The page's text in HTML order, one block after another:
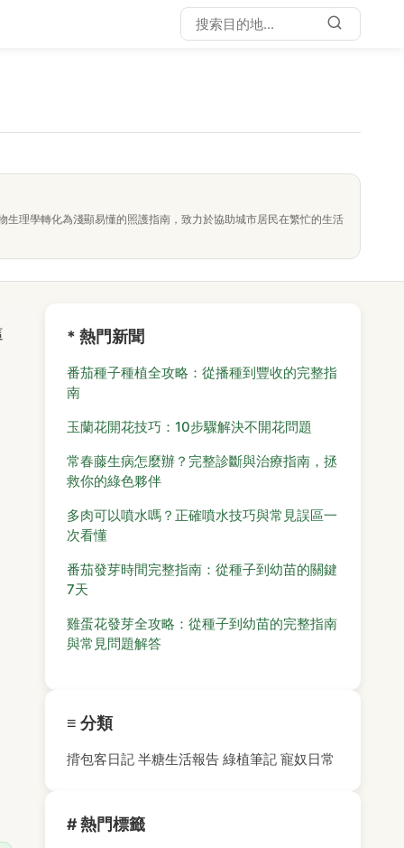
理學轉化為淺顯易懂的照護指南，致力於協助城市居民在繁忙的生活
* 熱門新聞
番茄種子種植全攻略：從播種到豐收的完整指
南
玉蘭花開花技巧：10步驟解決不開花問題
常春藤生病怎麼辦？完整診斷與治療指南，拯
救你的綠色夥伴
多肉可以噴水嗎？正確噴水技巧與常見誤區一
次看懂
番茄發芽時間完整指南：從種子到幼苗的關鍵
7天
雞蛋花發芽全攻略：從種子到幼苗的完整指南
與常見問題解答
≡ 分類
揹包客日記 半糖生活報告 綠植筆記 寵奴日常
# 熱門標籤